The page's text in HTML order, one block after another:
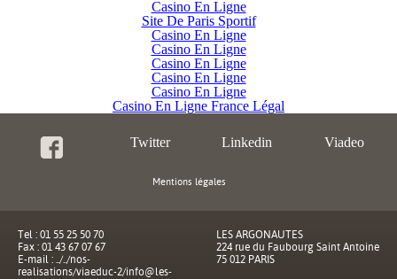
Casino En Ligne
Site De Paris Sportif
Casino En Ligne
Casino En Ligne
Casino En Ligne
Casino En Ligne
Casino En Ligne
Casino En Ligne France Légal
Twitter Linkedin Viadeo
Mentions légales
Tel : 01 55 25 50 70
Fax : 01 43 67 07 67
E-mail : ../../nos-
realisations/viaeduc-2/info@les-
LES ARGONAUTES
224 rue du Faubourg Saint Antoine
75 012 PARIS